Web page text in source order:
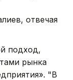
отвечая
подход,
рынка
"В